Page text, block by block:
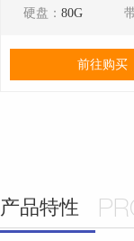
硬盘： 80G
前往购买
产品特性